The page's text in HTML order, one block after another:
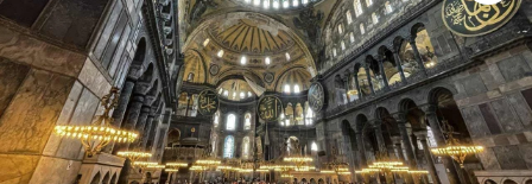
OTOMOBİL
KURUMSAL